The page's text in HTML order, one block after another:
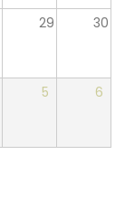
29 30
5 6